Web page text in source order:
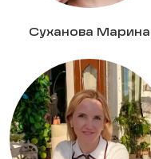
Суханова Марина